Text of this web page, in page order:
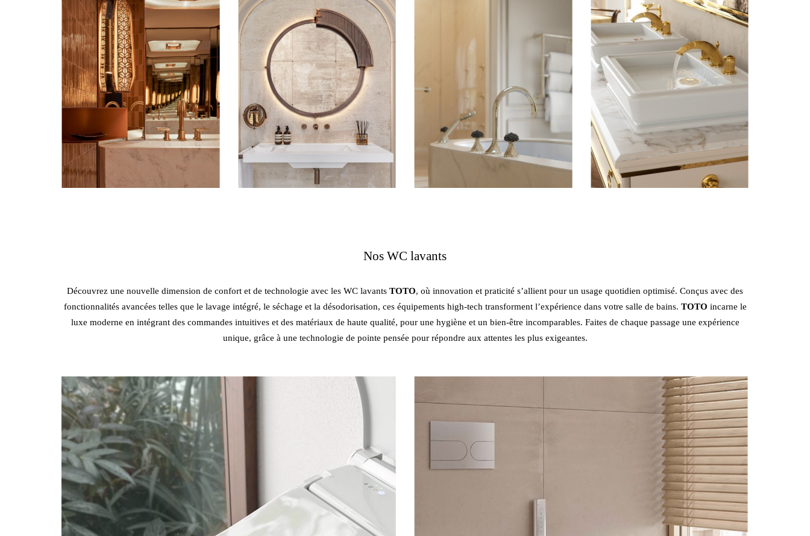
Nos WC lavants
Découvrez une nouvelle dimension de confort et de technologie avec les WC lavants TOTO, où innovation et praticité s’allient pour un usage quotidien optimisé. Conçus avec des
fonctionnalités avancées telles que le lavage intégré, le séchage et la désodorisation, ces équipements high-tech transforment l’expérience dans votre salle de bains. TOTO incarne le
luxe moderne en intégrant des commandes intuitives et des matériaux de haute qualité, pour une hygiène et un bien-être incomparables. Faites de chaque passage une expérience
unique, grâce à une technologie de pointe pensée pour répondre aux attentes les plus exigeantes.